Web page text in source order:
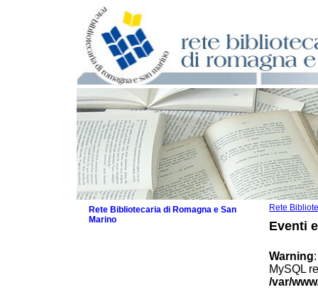
Rete
Eventi
Warning
MySQL
/var/
Rete Bibliotecaria di Romagna e San
Marino